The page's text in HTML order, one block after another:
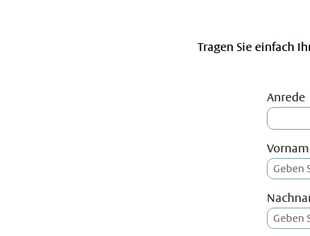
Tragen Sie einfach
Anrede